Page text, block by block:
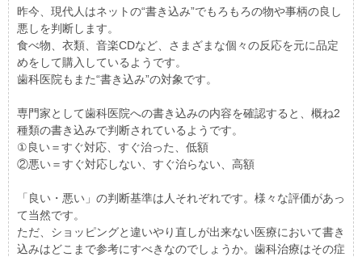
昨今、現代人はネットの“書き込み”でもろもろの物や事柄の良し
悪しを判断します。
食べ物、衣類、音楽CDなど、さまざまな個々の反応を元に品定
めをして購入しているようです。
歯科医院もまた“書き込み”の対象です。
専門家として歯科医院への書き込みの内容を確認すると、概ね2
種類の書き込みで判断されているようです。
①良い＝すぐ対応、すぐ治った、低額
②悪い＝すぐ対応しない、すぐ治らない、高額
「良い・悪い」の判断基準は人それぞれです。様々な評価があっ
て当然です。
ただ、ショッピングと違いやり直しが出来ない医療において書き
込みはどこまで参考にすべきなのでしょうか。歯科治療はその症